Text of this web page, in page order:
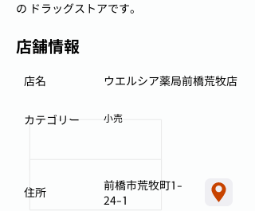
の ドラッグストアです。
店舗情報
ウエルシア薬局前橋荒牧店
店名
小売
カテゴリー
前橋市荒牧町1-
24-1
住所